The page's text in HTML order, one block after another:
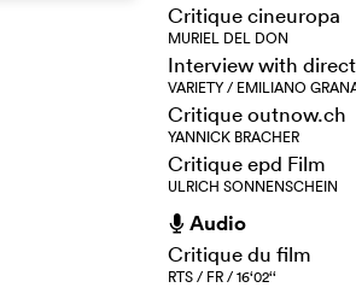
Critique cineuropa
MURIEL DEL DON
Interview with
VARIETY / EMILIANO
Critique outnow.ch
YANNICK BRACHER
Critique epd Film
ULRICH SONNENSCHEIN
h Audio
Critique du film
RTS / FR / 16‘02‘‘